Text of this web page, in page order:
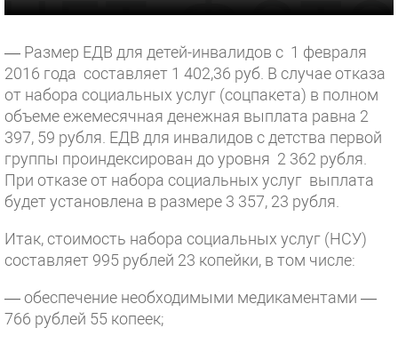
— Размер ЕДВ для детей-инвалидов с 1 февраля
2016 года составляет 1 402,36 руб. В случае отказа
от набора социальных услуг (соцпакета) в полном
объеме ежемесячная денежная выплата равна 2
397, 59 рубля. ЕДВ для инвалидов с детства первой
группы проиндексирован до уровня 2 362 рубля.
При отказе от набора социальных услуг выплата
будет установлена в размере 3 357, 23 рубля.
Итак, стоимость набора социальных услуг (НСУ)
составляет 995 рублей 23 копейки, в том числе:
— обеспечение необходимыми медикаментами —
766 рублей 55 копеек;